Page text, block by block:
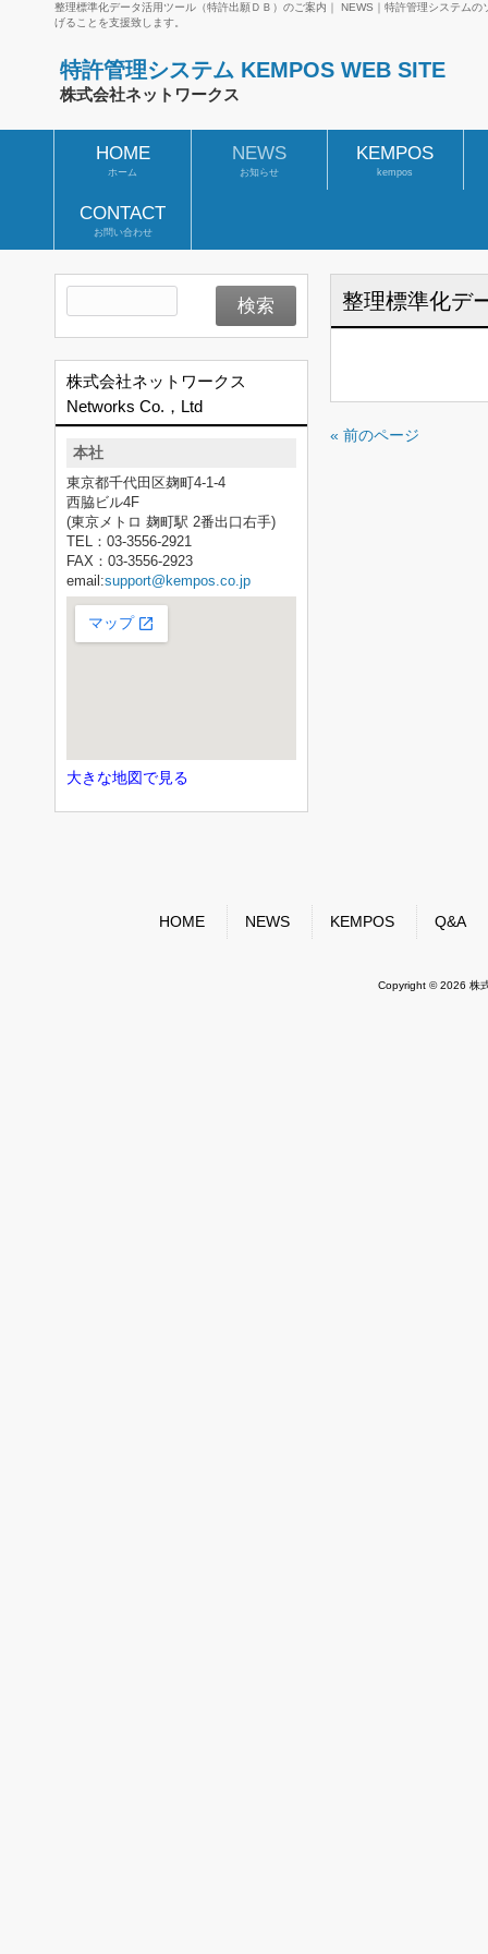
整理標準化データ活用ツール（特許出願ＤＢ）のご案内｜ NEWS｜特許管理システム
げることを支援致します。
特許管理システム KEMPOS WEB SITE
株式会社ネットワークス
HOME
ホーム
NEWS
お知らせ
KEMPOS
kempos
CONTACT
お問い合わせ
整理標準化デ
« 前のページ
株式会社ネットワークス
Networks Co.，Ltd
本社
東京都千代田区麹町4-1-4
西脇ビル4F
(東京メトロ 麹町駅 2番出口右手)
TEL：03-3556-2921
FAX：03-3556-2923
email:support@kempos.co.jp
大きな地図で見る
HOME NEWS KEMPOS Q&A
Copyright © 2026 株